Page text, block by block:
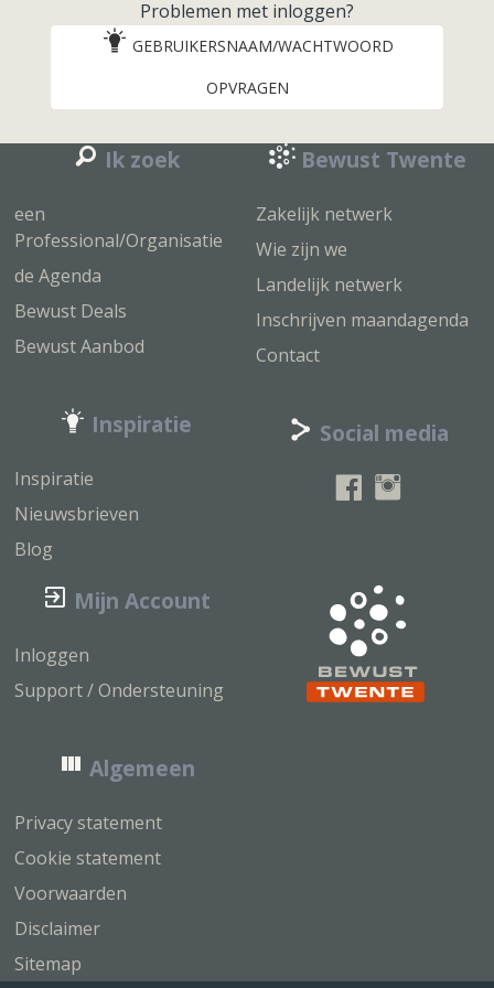
Problemen met inloggen?
GEBRUIKERSNAAM/WACHTWOORD
OPVRAGEN
Ik zoek
een
Professional/Organisatie
de Agenda
Bewust Deals
Bewust Aanbod
Inspiratie
Inspiratie
Nieuwsbrieven
Blog
Bewust Twente
Zakelijk netwerk
Wie zijn we
Landelijk netwerk
Inschrijven maandagenda
Contact
Social media
Mijn Account
Inloggen
Support / Ondersteuning
Algemeen
Privacy statement
Cookie statement
Voorwaarden
Disclaimer
Sitemap